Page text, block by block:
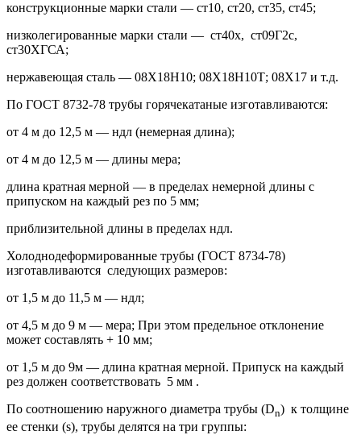
конструкционные марки стали — ст10, ст20, ст35, ст45;
низколегированные марки стали — ст40х, ст09Г2с,
ст30ХГСА;
нержавеющая сталь — 08Х18Н10; 08Х18Н10Т; 08Х17 и т.д.
По ГОСТ 8732-78 трубы горячекатаные изготавливаются:
от 4 м до 12,5 м — ндл (немерная длина);
от 4 м до 12,5 м — длины мера;
длина кратная мерной — в пределах немерной длины с
припуском на каждый рез по 5 мм;
приблизительной длины в пределах ндл.
Холоднодеформированные трубы (ГОСТ 8734-78)
изготавливаются следующих размеров:
от 1,5 м до 11,5 м — ндл;
от 4,5 м до 9 м — мера; При этом предельное отклонение
может составлять + 10 мм;
от 1,5 м до 9м — длина кратная мерной. Припуск на каждый
рез должен соответствовать 5 мм .
По соотношению наружного диаметра трубы (Dn) к толщине
ее стенки (s), трубы делятся на три группы: